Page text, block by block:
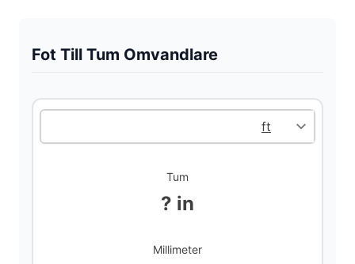
Fot Till Tum Omvandlare
Tum
? in
Millimeter